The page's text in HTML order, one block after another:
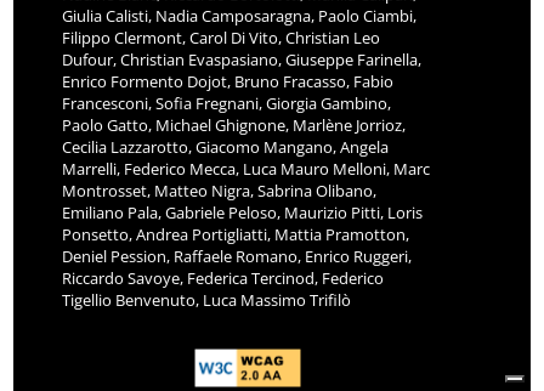
Giulia Calisti, Nadia Camposaragna, Paolo Ciambi,
Filippo Clermont, Carol Di Vito, Christian Leo
Dufour, Christian Evaspasiano, Giuseppe Farinella,
Enrico Formento Dojot, Bruno Fracasso, Fabio
Francesconi, Sofia Fregnani, Giorgia Gambino,
Paolo Gatto, Michael Ghignone, Marlène Jorrioz,
Cecilia Lazzarotto, Giacomo Mangano, Angela
Marrelli, Federico Mecca, Luca Mauro Melloni, Marc
Montrosset, Matteo Nigra, Sabrina Olibano,
Emiliano Pala, Gabriele Peloso, Maurizio Pitti, Loris
Ponsetto, Andrea Portigliatti, Mattia Pramotton,
Deniel Pession, Raffaele Romano, Enrico Ruggeri,
Riccardo Savoye, Federica Tercinod, Federico
Tigellio Benvenuto, Luca Massimo Trifilò